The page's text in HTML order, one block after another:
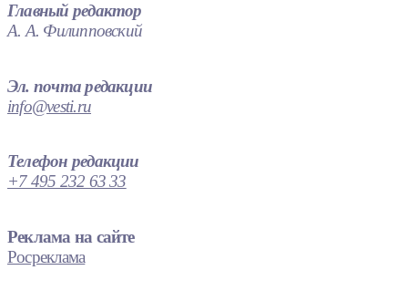
Главный редактор
А. А. Филипповский
Эл. почта редакции
info@vesti.ru
Телефон редакции
+7 495 232 63 33
Реклама на сайте
Росреклама